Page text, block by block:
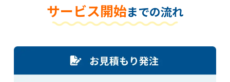
サービス開始までの流れ